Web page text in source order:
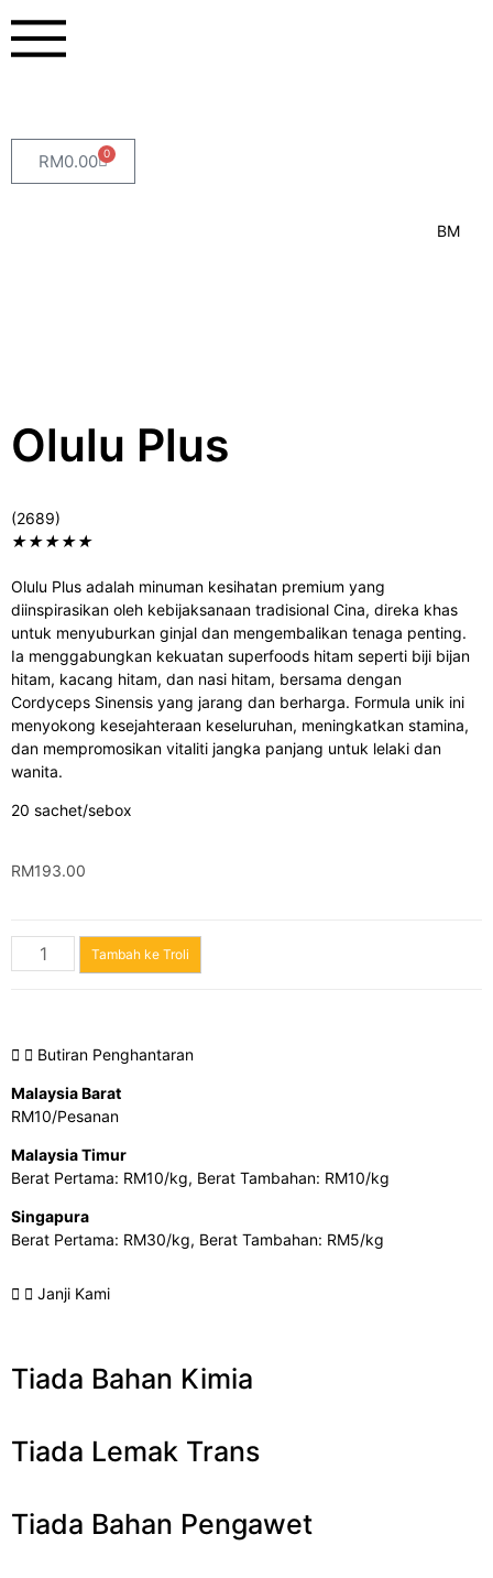
RM0.00 0
BM
Olulu Plus
(2689)
★★★★★
Olulu Plus adalah minuman kesihatan premium yang
diinspirasikan oleh kebijaksanaan tradisional Cina, direka khas
untuk menyuburkan ginjal dan mengembalikan tenaga penting.
Ia menggabungkan kekuatan superfoods hitam seperti biji bijan
hitam, kacang hitam, dan nasi hitam, bersama dengan
Cordyceps Sinensis yang jarang dan berharga. Formula unik ini
menyokong kesejahteraan keseluruhan, meningkatkan stamina,
dan mempromosikan vitaliti jangka panjang untuk lelaki dan
wanita.
20 sachet/sebox
RM193.00
Tambah ke Troli
Butiran Penghantaran
Malaysia Barat
RM10/Pesanan
Malaysia Timur
Berat Pertama: RM10/kg, Berat Tambahan: RM10/kg
Singapura
Berat Pertama: RM30/kg, Berat Tambahan: RM5/kg
Janji Kami
Tiada Bahan Kimia
Tiada Lemak Trans
Tiada Bahan Pengawet